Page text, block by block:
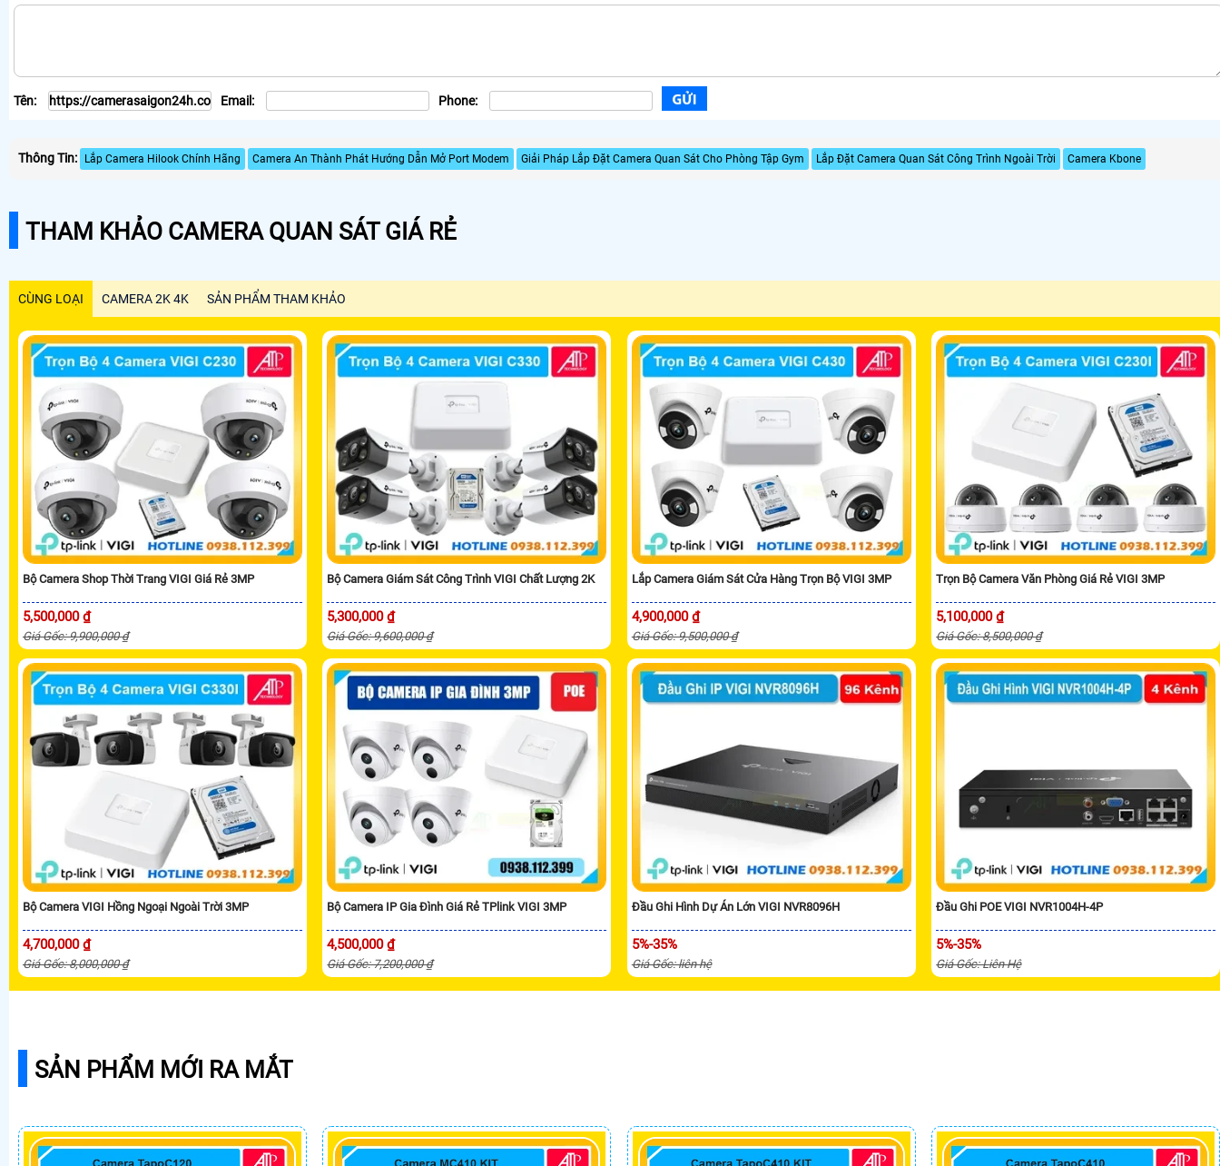
Tên: Email: Phone:
Thông Tin: Lắp Camera Hilook Chính Hãng Camera An Thành Phát Hướng Dẫn Mở Port Modem Giải Pháp Lắp Đặt Camera Quan Sát Cho Phòng Tập Gym Lắp Đặt Camera Quan Sát Công Trình Ngoài Trời Camera Kbone
THAM KHẢO CAMERA QUAN SÁT GIÁ RẺ
CÙNG LOẠI CAMERA 2K 4K SẢN PHẨM THAM KHẢO
Bộ Camera Shop Thời Trang VIGI Giá Rẻ 3MP
5,500,000 ₫
Giá Gốc: 9,900,000 ₫
Bộ Camera Giám Sát Công Trình VIGI Chất Lượng 2K
5,300,000 ₫
Giá Gốc: 9,600,000 ₫
Lắp Camera Giám Sát Cửa Hàng Trọn Bộ VIGI 3MP
4,900,000 ₫
Giá Gốc: 9,500,000 ₫
Trọn Bộ Camera Văn Phòng Giá Rẻ VIGI 3MP
5,100,000 ₫
Giá Gốc: 8,500,000 ₫
Bộ Camera VIGI Hồng Ngoại Ngoài Trời 3MP
4,700,000 ₫
Giá Gốc: 8,000,000 ₫
Bộ Camera IP Gia Đình Giá Rẻ TPlink VIGI 3MP
4,500,000 ₫
Giá Gốc: 7,200,000 ₫
Đầu Ghi Hình Dự Án Lớn VIGI NVR8096H
5%-35%
Giá Gốc: liên hệ
Đầu Ghi POE VIGI NVR1004H-4P
5%-35%
Giá Gốc: Liên Hệ
SẢN PHẨM MỚI RA MẮT